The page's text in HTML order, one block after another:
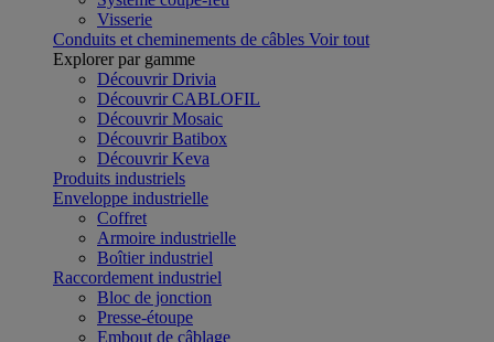
Visserie
Conduits et cheminements de câbles Voir tout
Explorer par gamme
Découvrir Drivia
Découvrir CABLOFIL
Découvrir Mosaic
Découvrir Batibox
Découvrir Keva
Produits industriels
Enveloppe industrielle
Coffret
Armoire industrielle
Boîtier industriel
Raccordement industriel
Bloc de jonction
Presse-étoupe
Embout de câblage